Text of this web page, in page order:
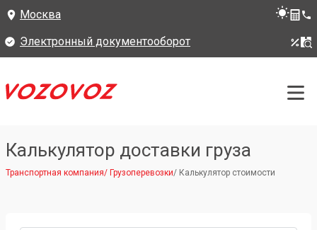
Москва
Электронный документооборот
Калькулятор доставки груза
Транспортная компания/ Грузоперевозки/ Калькулятор стоимости